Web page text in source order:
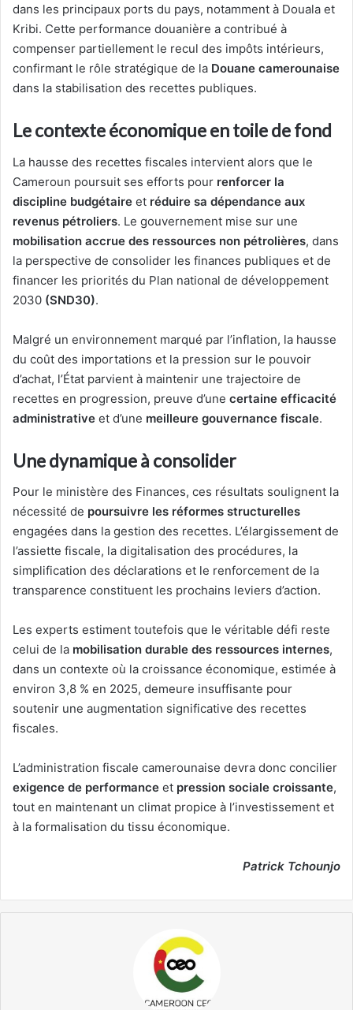
dans les principaux ports du pays, notamment à Douala et
Kribi. Cette performance douanière a contribué à
compenser partiellement le recul des impôts intérieurs,
confirmant le rôle stratégique de la Douane camerounaise
dans la stabilisation des recettes publiques.
Le contexte économique en toile de fond
La hausse des recettes fiscales intervient alors que le
Cameroun poursuit ses efforts pour renforcer la
discipline budgétaire et réduire sa dépendance aux
revenus pétroliers. Le gouvernement mise sur une
mobilisation accrue des ressources non pétrolières, dans
la perspective de consolider les finances publiques et de
financer les priorités du Plan national de développement
2030 (SND30).
Malgré un environnement marqué par l’inflation, la hausse
du coût des importations et la pression sur le pouvoir
d’achat, l’État parvient à maintenir une trajectoire de
recettes en progression, preuve d’une certaine efficacité
administrative et d’une meilleure gouvernance fiscale.
Une dynamique à consolider
Pour le ministère des Finances, ces résultats soulignent la
nécessité de poursuivre les réformes structurelles
engagées dans la gestion des recettes. L’élargissement de
l’assiette fiscale, la digitalisation des procédures, la
simplification des déclarations et le renforcement de la
transparence constituent les prochains leviers d’action.
Les experts estiment toutefois que le véritable défi reste
celui de la mobilisation durable des ressources internes,
dans un contexte où la croissance économique, estimée à
environ 3,8 % en 2025, demeure insuffisante pour
soutenir une augmentation significative des recettes
fiscales.
L’administration fiscale camerounaise devra donc concilier
exigence de performance et pression sociale croissante,
tout en maintenant un climat propice à l’investissement et
à la formalisation du tissu économique.
Patrick Tchounjo